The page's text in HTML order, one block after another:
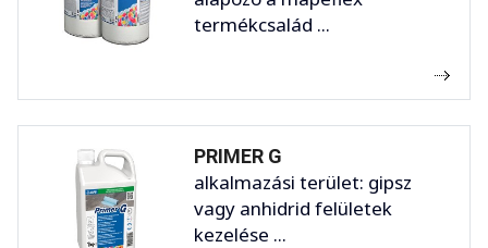
termékcsalád ...
PRIMER G
alkalmazási terület: gipsz
vagy anhidrid felületek
kezelése ...